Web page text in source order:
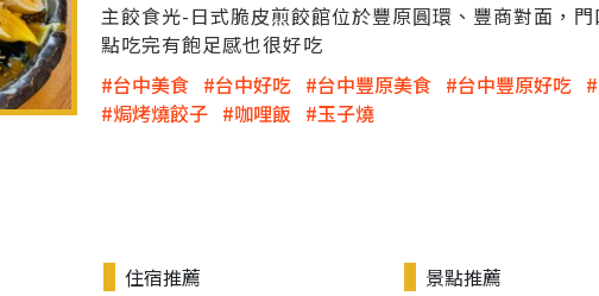
主餃食光-日式脆皮煎餃館位於豐原圓環、豐商對面，
點吃完有飽足感也很好吃
台中美食
台中好吃 台中豐原美食 台中豐原好吃
焗烤燒餃子
咖哩飯 玉子燒
住宿推薦
景點推薦